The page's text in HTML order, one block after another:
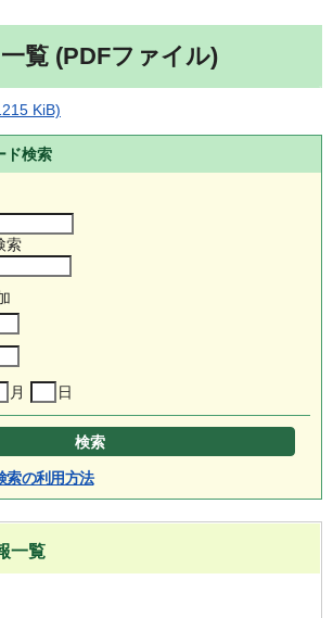
覧 (PDFファイル)
KiB)
ド検索
索
月 日
索の利用方法
一覧